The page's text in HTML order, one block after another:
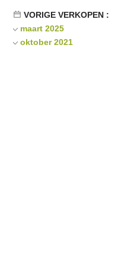
VORIGE VERKOPEN :
maart 2025
oktober 2021